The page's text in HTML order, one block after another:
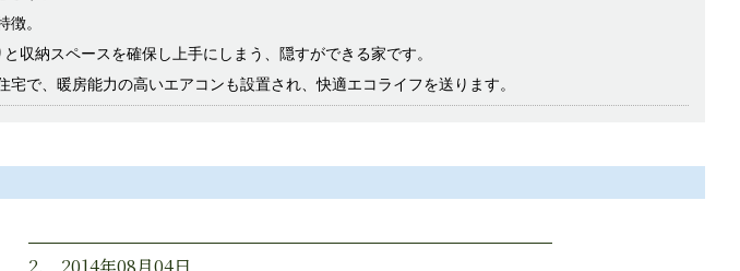
徴。
収納スペースを確保し上手にしまう、隠すができる家です。
で、暖房能力の高いエアコンも設置され、快適エコライフを送ります。